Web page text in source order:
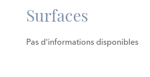
Surfaces
Pas d'informations disponibles